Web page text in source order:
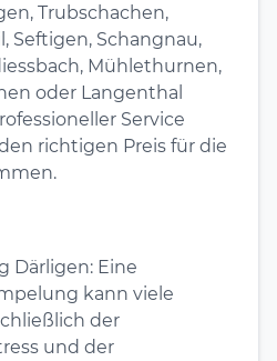
Trubschachen,
Seftigen, Schangnau,
Mühlethurnen,
oder Langenthal
Service
richtigen Preis für die
Därligen: Eine
kann viele
der
und der